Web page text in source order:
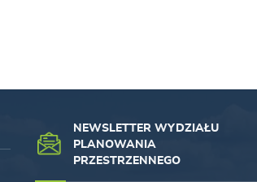
NEWSLETTER WYDZIAŁU
PLANOWANIA
PRZESTRZENNEGO